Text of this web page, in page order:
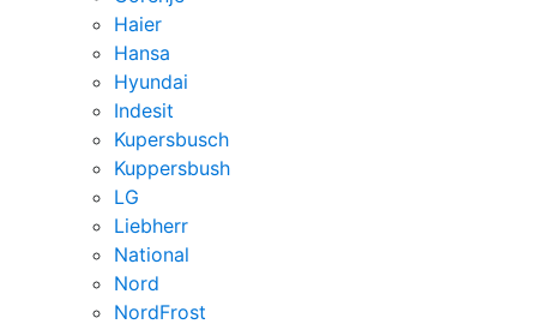
Haier
Hansa
Hyundai
Indesit
Kupersbusch
Kuppersbush
LG
Liebherr
National
Nord
NordFrost